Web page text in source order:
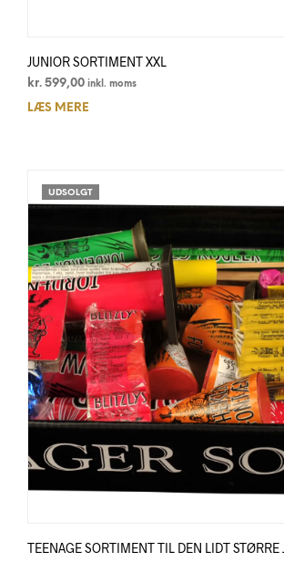
JUNIOR SORTIMENT XXL
kr. 599,00 inkl. moms
LÆS MERE
UDSOLGT
TEENAGE SORTIMENT TIL DEN LIDT STØRRE